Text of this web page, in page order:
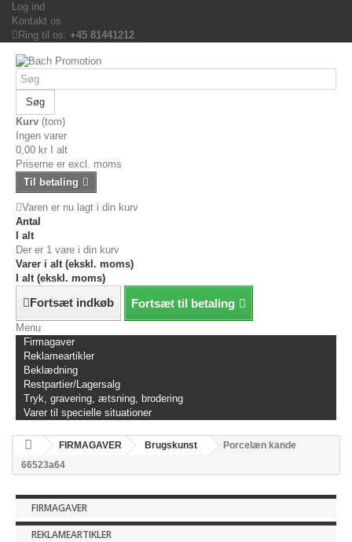
Log ind
Kontakt os
Ring til os: +45 81441212
Søg
Kurv (tom)
Ingen varer
0,00 kr
I alt
Priserne er excl. moms
Til betaling
Varen er nu lagt i din kurv
Antal
I alt
Der er 1 vare i din kurv
Varer i alt (ekskl. moms)
I alt (ekskl. moms)
Fortsæt indkøb Fortsæt til betaling
Menu
Firmagaver
Reklameartikler
Beklædning
Restpartier/Lagersalg
Tryk, gravering, ætsning, brodering
Varer til specielle situationer
FIRMAGAVER Brugskunst
Porcelæn kande
66523a64
FIRMAGAVER
REKLAMEARTIKLER